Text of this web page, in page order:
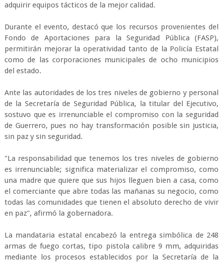
adquirir equipos tácticos de la mejor calidad.
Durante el evento, destacó que los recursos provenientes del
Fondo de Aportaciones para la Seguridad Pública (FASP),
permitirán mejorar la operatividad tanto de la Policía Estatal
como de las corporaciones municipales de ocho municipios
del estado.
Ante las autoridades de los tres niveles de gobierno y personal
de la Secretaría de Seguridad Pública, la titular del Ejecutivo,
sostuvo que es irrenunciable el compromiso con la seguridad
de Guerrero, pues no hay transformación posible sin justicia,
sin paz y sin seguridad.
"La responsabilidad que tenemos los tres niveles de gobierno
es irrenunciable; significa materializar el compromiso, como
una madre que quiere que sus hijos lleguen bien a casa, como
el comerciante que abre todas las mañanas su negocio, como
todas las comunidades que tienen el absoluto derecho de vivir
en paz", afirmó la gobernadora.
La mandataria estatal encabezó la entrega simbólica de 248
armas de fuego cortas, tipo pistola calibre 9 mm, adquiridas
mediante los procesos establecidos por la Secretaría de la